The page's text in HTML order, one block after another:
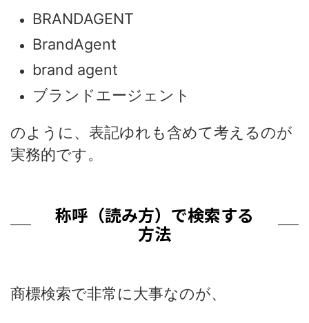
BRANDAGENT
BrandAgent
brand agent
ブランドエージェント
のように、表記ゆれも含めて考えるのが
実務的です。
称呼（読み方）で検索する
方法
商標検索で非常に大事なのが、